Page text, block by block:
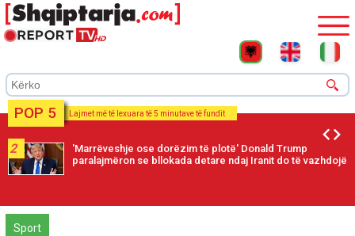
POP 5 Lajmet më të lexuara të 5 minutave të fundit
2
'Marrëveshje ose dorëzim të plotë' Donald Trump
paralajmëron se bllokada detare ndaj Iranit do të vazhdojë
Sport